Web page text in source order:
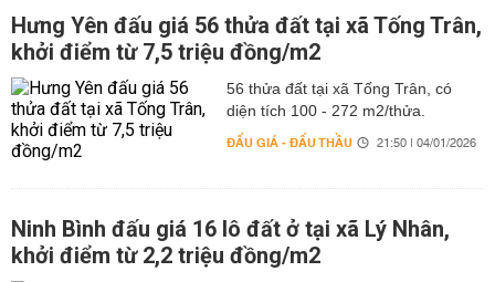
Hưng Yên đấu giá 56 thửa đất tại xã Tống Trân,
khởi điểm từ 7,5 triệu đồng/m2
56 thửa đất tại xã Tống Trân, có
diện tích 100 - 272 m2/thửa.
ĐẤU GIÁ - ĐẤU THẦU 21:50 | 04/01/2026
Ninh Bình đấu giá 16 lô đất ở tại xã Lý Nhân,
khởi điểm từ 2,2 triệu đồng/m2